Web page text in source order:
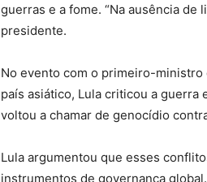
guerras e a fome. “Na ausência de
presidente.
No evento com o primeiro-ministro
país asiático, Lula criticou a guerra
voltou a chamar de genocídio
Lula argumentou que esses
instrumentos de governança